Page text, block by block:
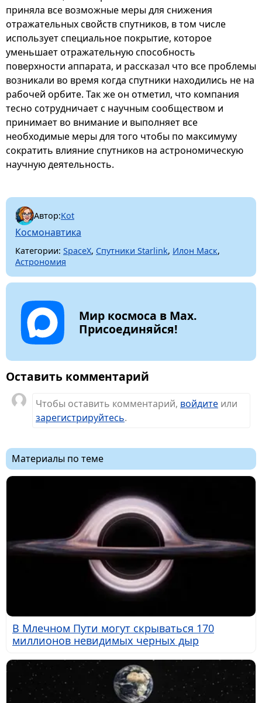
приняла все возможные меры для снижения
отражательных свойств спутников, в том числе
использует специальное покрытие, которое
уменьшает отражательную способность
поверхности аппарата, и рассказал что все проблемы
возникали во время когда спутники находились не на
рабочей орбите. Так же он отметил, что компания
тесно сотрудничает с научным сообществом и
принимает во внимание и выполняет все
необходимые меры для того чтобы по максимуму
сократить влияние спутников на астрономическую
научную деятельность.
Автор:Kot
Космонавтика
Категории: SpaceX, Спутники Starlink, Илон Маск,
Астрономия
Мир космоса в Max.
Присоединяйся!
Оставить комментарий
Чтобы оставить комментарий, войдите или
зарегистрируйтесь.
Материалы по теме
В Млечном Пути могут скрываться 170
миллионов невидимых черных дыр